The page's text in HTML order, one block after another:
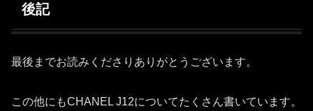
後記
最後までお読みくださりありがとうございます。
この他にもCHANEL J12についてたくさん書いています。